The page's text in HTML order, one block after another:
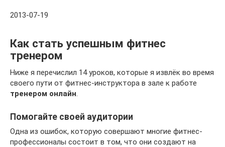
2013-07-19
Как стать успешным фитнес
тренером
Ниже я перечислил 14 уроков, которые я извлёк во время
своего пути от фитнес-инструктора в зале к работе
тренером онлайн.
Помогайте своей аудитории
Одна из ошибок, которую совершают многие фитнес-
профессионалы состоит в том, что они создают на